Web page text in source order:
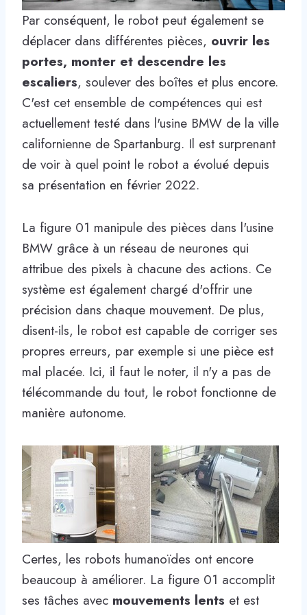
Par conséquent, le robot peut également se
déplacer dans différentes pièces, ouvrir les
portes, monter et descendre les
escaliers, soulever des boîtes et plus encore.
C'est cet ensemble de compétences qui est
actuellement testé dans l'usine BMW de la ville
californienne de Spartanburg. Il est surprenant
de voir à quel point le robot a évolué depuis
sa présentation en février 2022.
La figure 01 manipule des pièces dans l'usine
BMW grâce à un réseau de neurones qui
attribue des pixels à chacune des actions. Ce
système est également chargé d'offrir une
précision dans chaque mouvement. De plus,
disent-ils, le robot est capable de corriger ses
propres erreurs, par exemple si une pièce est
mal placée. Ici, il faut le noter, il n'y a pas de
télécommande du tout, le robot fonctionne de
manière autonome.
Certes, les robots humanoïdes ont encore
beaucoup à améliorer. La figure 01 accomplit
ses tâches avec mouvements lents et est